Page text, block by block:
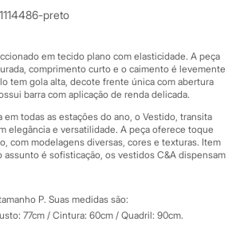
1114486-preto
em tecido plano com elasticidade. A peça
comprimento curto e o caimento é levemente
tem gola alta, decote frente única com abertura
barra com aplicação de renda delicada.
em todas as estações do ano, o Vestido, transita
elegância e versatilidade. A peça oferece toque
com modelagens diversas, cores e texturas. Item
é sofisticação, os vestidos C&A dispensam
P. Suas medidas são:
77cm / Cintura: 60cm / Quadril: 90cm.